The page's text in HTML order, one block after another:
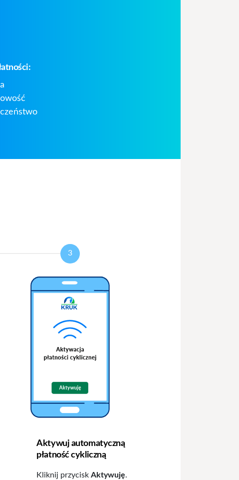
Aktywuj automatyczną
płatność cykliczną
Kliknij przyciskAktywuję.